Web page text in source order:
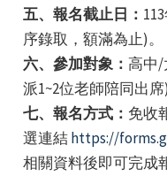
五、報名截止日：
序錄取，額滿為止)。
六、參加對象： 高中/
派1~2位老師陪同出席)
七、報名方式： 免收
選連結https://
相關資料後即可完成